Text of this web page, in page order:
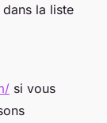
la liste
si vous